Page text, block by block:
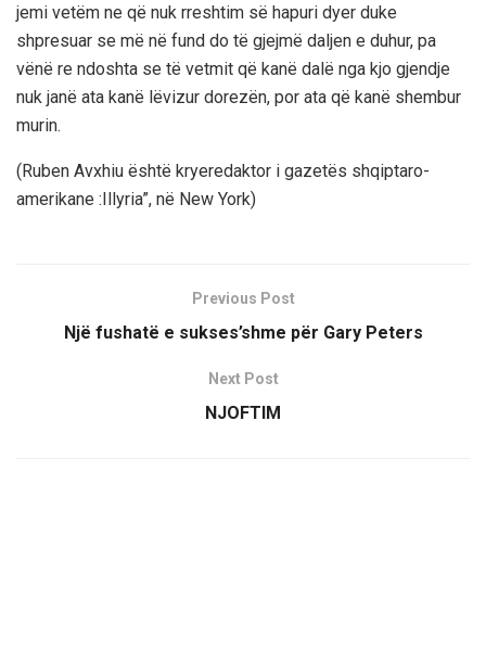
jemi vetëm ne që nuk rreshtim së hapuri dyer duke
shpresuar se më në fund do të gjejmë daljen e duhur, pa
vënë re ndoshta se të vetmit që kanë dalë nga kjo gjendje
nuk janë ata kanë lëvizur dorezën, por ata që kanë shembur
murin.
(Ruben Avxhiu është kryeredaktor i gazetës shqiptaro-
amerikane :Illyria”, në New York)
Previous Post
Një fushatë e sukses’shme për Gary Peters
Next Post
NJOFTIM